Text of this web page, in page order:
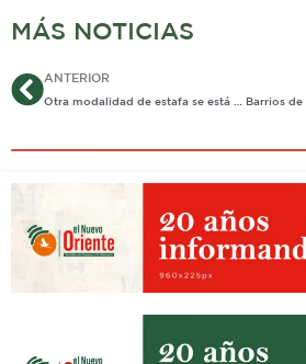
MÁS NOTICIAS
AntANTERIOR